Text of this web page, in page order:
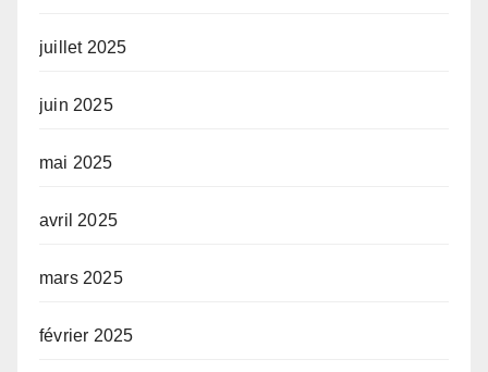
juillet 2025
juin 2025
mai 2025
avril 2025
mars 2025
février 2025